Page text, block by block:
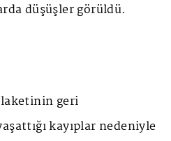
düşüşler görüldü.
geri
kayıplar nedeniyle